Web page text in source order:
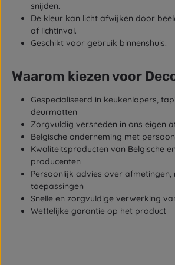
snijden.
De kleur kan licht afwijken door
of lichtinval.
Geschikt voor gebruik binnenshuis.
Waarom kiezen voor
Gespecialiseerd in keukenlopers,
deurmatten
Zorgvuldig versneden in ons eigen
Belgische onderneming met
Kwaliteitsproducten van Belgische
producenten
Persoonlijk advies over afmetingen,
toepassingen
Snelle en zorgvuldige verwerking
Wettelijke garantie op het product